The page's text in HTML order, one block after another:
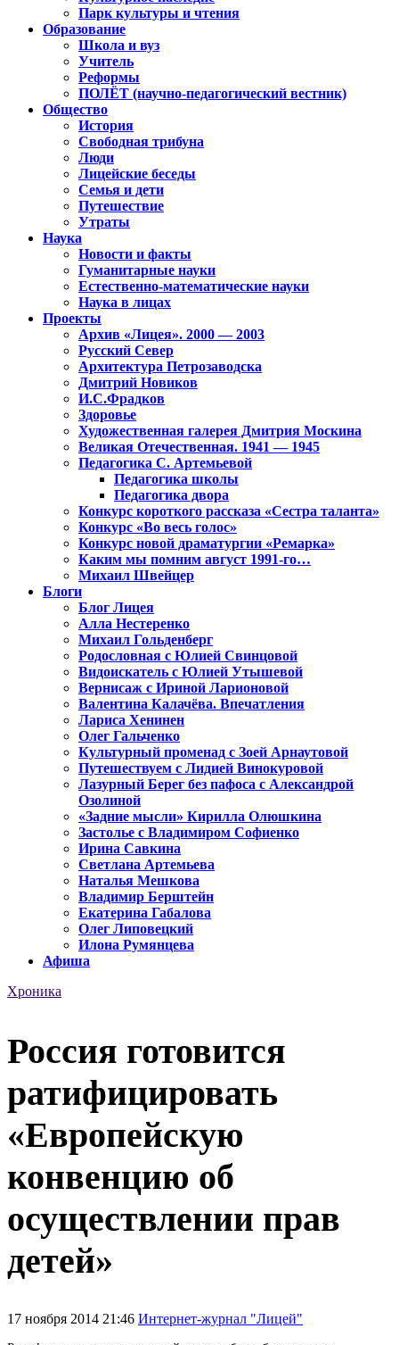
Парк культуры и чтения
Образование
Школа и вуз
Учитель
Реформы
ПОЛЁТ (научно-педагогический вестник)
Общество
История
Свободная трибуна
Люди
Лицейские беседы
Семья и дети
Путешествие
Утраты
Наука
Новости и факты
Гуманитарные науки
Естественно-математические науки
Наука в лицах
Проекты
Архив «Лицея». 2000 — 2003
Русский Север
Архитектура Петрозаводска
Дмитрий Новиков
И.С.Фрадков
Здоровье
Художественная галерея Дмитрия Москина
Великая Отечественная. 1941 — 1945
Педагогика С. Артемьевой
Педагогика школы
Педагогика двора
Конкурс короткого рассказа «Сестра таланта»
Конкурс «Во весь голос»
Конкурс новой драматургии «Ремарка»
Каким мы помним август 1991-го…
Михаил Швейцер
Блоги
Блог Лицея
Алла Нестеренко
Михаил Гольденберг
Родословная с Юлией Свинцовой
Видоискатель с Юлией Утышевой
Вернисаж с Ириной Ларионовой
Валентина Калачёва. Впечатления
Лариса Хенинен
Олег Гальченко
Культурный променад с Зоей Арнаутовой
Путешествуем с Лидией Винокуровой
Лазурный Берег без пафоса с Александрой
Озолиной
«Задние мысли» Кирилла Олюшкина
Застолье с Владимиром Софиенко
Ирина Савкина
Светлана Артемьева
Наталья Мешкова
Владимир Берштейн
Екатерина Габалова
Олег Липовецкий
Илона Румянцева
Афиша
Хроника
Россия готовится
ратифицировать
«Европейскую
конвенцию об
осуществлении прав
детей»
17 ноября 2014 21:46 Интернет-журнал "Лицей"